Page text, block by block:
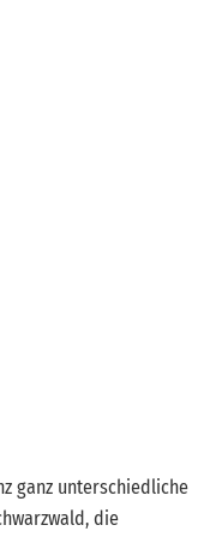
ganz unterschiedliche
die